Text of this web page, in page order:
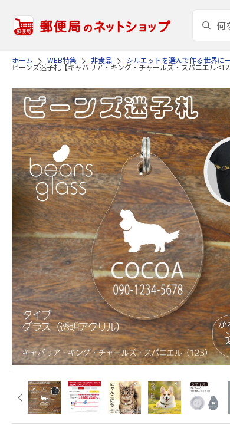
ホーム WEB特集 非食品 シルエットを選んで作る世界に
ビーンズ迷子札【キャバリア・キング・チャールズ・スパニエル